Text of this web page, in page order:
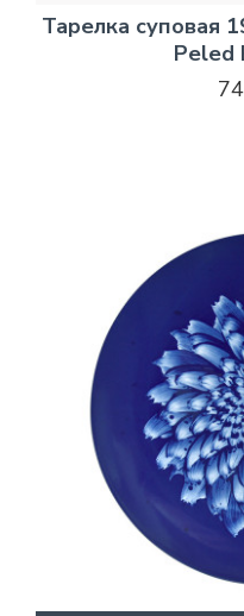
Тарелка суповая
Peled